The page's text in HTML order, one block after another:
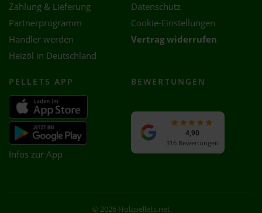
Zahlung & Lieferung
Partnerprogramm
Händler werden
Heizöl in Deutschland
Datenschutz
Cookie-Einstellungen
Vertrag widerrufen
PELLETS APP
Infos zur App
BEWERTUNGEN
4,90
316 Bewertungen
© 2026 Holzpellets.net